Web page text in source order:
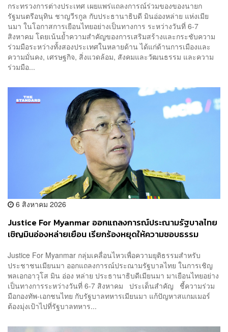
กระทรวงการต่างประเทศ เผยแพร่แถลงการณ์ร่วมของของนายก
รัฐมนตรีอนุทิน ชาญวีรกูล กับประธานาธิบดี มินอ่องหล่าย แห่งเมีย
นมา ในโอกาสการเยือนไทยอย่างเป็นทางการ ระหว่างวันที่ 6-7
สิงหาคม โดยเน้นย้ำความสำคัญของการเสริมสร้างและกระชับความ
ร่วมมือระหว่างทั้งสองประเทศในหลายด้าน ได้แก่ด้านการเมืองและ
ความมั่นคง, เศรษฐกิจ, สิ่งแวดล้อม, สังคมและวัฒนธรรม และความ
ร่วมมือ...
6 สิงหาคม 2026
Justice For Myanmar ออกแถลงการณ์ประณามรัฐบาลไทย
เชิญมินอ่องหล่ายเยือน เรียกร้องหยุดให้ความชอบธรรม
Justice For Myanmar กลุ่มเคลื่อนไหวเพื่อความยุติธรรมสำหรับ
ประชาชนเมียนมา ออกแถลงการณ์ประณามรัฐบาลไทย ในการเชิญ
พลเอกอาวุโส มิน อ่อง หล่าย ประธานาธิบดีเมียนมา มาเยือนไทยอย่าง
เป็นทางการระหว่างวันที่ 6-7 สิงหาคม ประเด็นสำคัญ ชี้ความร่วม
มือกองทัพ-เอกชนไทย กับรัฐบาลทหารเมียนมา แก้ปัญหาสแกมเมอร์
ต้องมุ่งเป้าไปที่รัฐบาลทหาร...